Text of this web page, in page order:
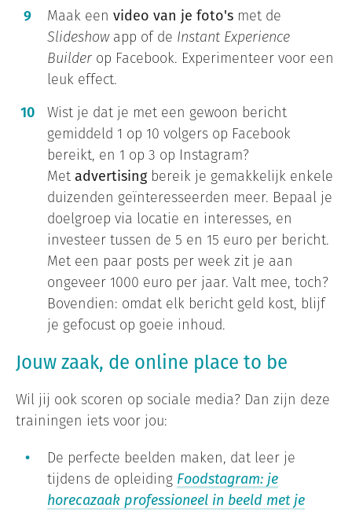
Maak een video van je foto's met de
Slideshow app of de Instant Experience
Builder op Facebook. Experimenteer voor een
leuk effect.
Wist je dat je met een gewoon bericht
gemiddeld 1 op 10 volgers op Facebook
bereikt, en 1 op 3 op Instagram?
Met advertisingbereik je gemakkelijk enkele
duizenden geïnteresseerden meer. Bepaal je
doelgroep via locatie en interesses, en
investeer tussen de 5 en 15 euro per bericht.
Met een paar posts per week zit je aan
ongeveer 1000 euro per jaar. Valt mee, toch?
Bovendien: omdat elk bericht geld kost, blijf
je gefocust op goeie inhoud.
Jouw zaak, de online place to be
Wil jij ook scoren op sociale media? Dan zijn deze
trainingen iets voor jou:
De perfecte beelden maken, dat leer je
tijdens de opleiding Foodstagram: je
horecazaak professioneel in beeld met je